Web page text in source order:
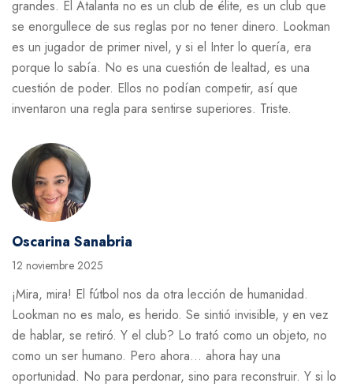
grandes. El Atalanta no es un club de élite, es un club que
se enorgullece de sus reglas por no tener dinero. Lookman
es un jugador de primer nivel, y si el Inter lo quería, era
porque lo sabía. No es una cuestión de lealtad, es una
cuestión de poder. Ellos no podían competir, así que
inventaron una regla para sentirse superiores. Triste.
Oscarina Sanabria
12 noviembre 2025
¡Mira, mira! El fútbol nos da otra lección de humanidad.
Lookman no es malo, es herido. Se sintió invisible, y en vez
de hablar, se retiró. Y el club? Lo trató como un objeto, no
como un ser humano. Pero ahora… ahora hay una
oportunidad. No para perdonar, sino para reconstruir. Y si lo